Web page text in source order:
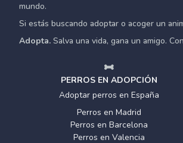
mundo.
Si estás buscando adoptar o acoger un
Adopta. Salva una vida, gana un amigo.
PERROS EN ADOPCIÓN
Adoptar perros en España
Perros en Madrid
Perros en Barcelona
Perros en Valencia